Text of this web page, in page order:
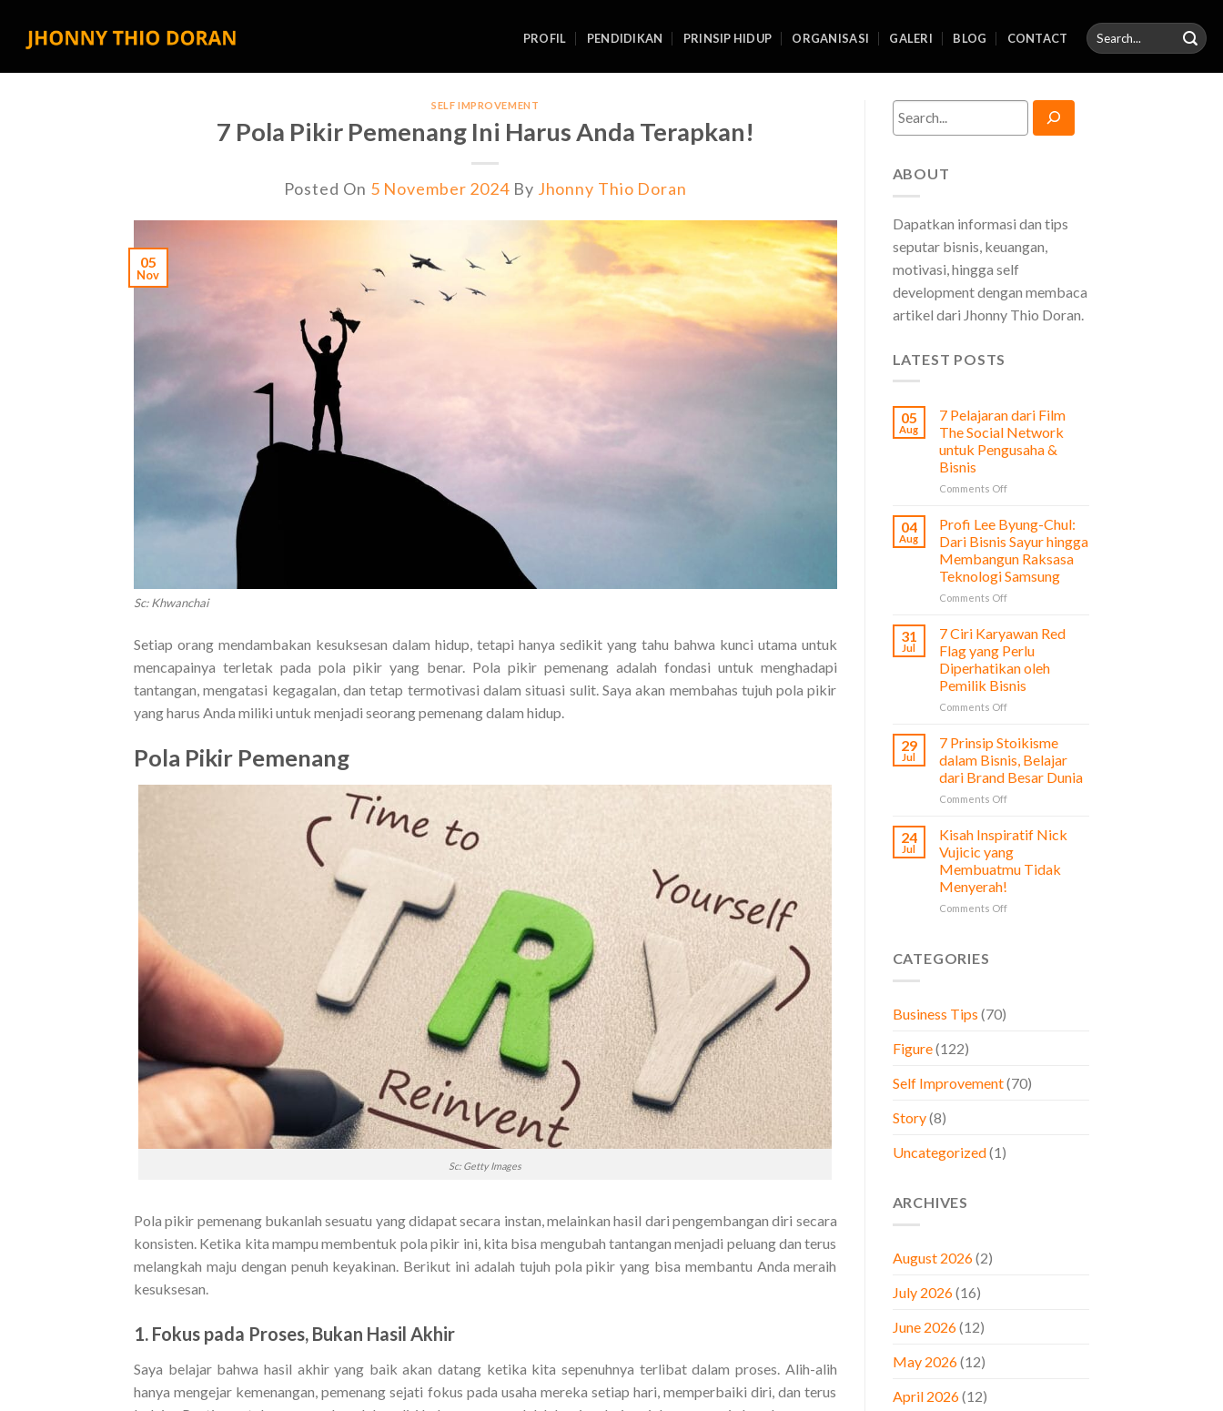
PROFIL PENDIDIKAN PRINSIP HIDUP ORGANISASI GALERI BLOG CONTACT
SELF IMPROVEMENT
7 Pola Pikir Pemenang Ini Harus Anda Terapkan!
Posted On 5 November 2024 By Jhonny Thio Doran
05
Nov
Sc: Khwanchai
Setiap orang mendambakan kesuksesan dalam hidup, tetapi hanya sedikit yang tahu bahwa kunci utama untuk
mencapainya terletak pada pola pikir yang benar. Pola pikir pemenang adalah fondasi untuk menghadapi
tantangan, mengatasi kegagalan, dan tetap termotivasi dalam situasi sulit. Saya akan membahas tujuh pola pikir
yang harus Anda miliki untuk menjadi seorang pemenang dalam hidup.
Pola Pikir Pemenang
Sc: Getty Images
Pola pikir pemenang bukanlah sesuatu yang didapat secara instan, melainkan hasil dari pengembangan diri secara
konsisten. Ketika kita mampu membentuk pola pikir ini, kita bisa mengubah tantangan menjadi peluang dan terus
melangkah maju dengan penuh keyakinan. Berikut ini adalah tujuh pola pikir yang bisa membantu Anda meraih
kesuksesan.
1. Fokus pada Proses, Bukan Hasil Akhir
Saya belajar bahwa hasil akhir yang baik akan datang ketika kita sepenuhnya terlibat dalam proses.Alih-alih
hanya mengejar kemenangan, pemenang sejati fokus pada usaha mereka setiap hari, memperbaiki diri, dan terus
Search
ABOUT
Dapatkan informasi dan tips
seputar bisnis, keuangan,
motivasi, hingga self
development dengan membaca
artikel dari Jhonny Thio Doran.
LATEST POSTS
05
Aug
7 Pelajaran dari Film
The Social Network
untuk Pengusaha &
Bisnis
Comments Offon
Pelajaran
dari
Film
The
Social
Network
Pengusaha
&
Bisnis
04
Aug
Profi Lee Byung-Chul:
Dari Bisnis Sayur hingga
Membangun Raksasa
Teknologi Samsung
Comments Offon
Chul:
Dari
Bisnis
Sayur
Membangun
Raksasa
Teknologi
Samsung
31
Jul
7 Ciri Karyawan Red
Flag yang Perlu
Diperhatikan oleh
Pemilik Bisnis
Comments Offon
Ciri
Red
Flag
yang
Diperhatikan
Pemilik
Bisnis
29
Jul
7 Prinsip Stoikisme
dalam Bisnis, Belajar
dari Brand Besar Dunia
Comments Offon
Prinsip
dalam
Bisnis,
Belajar
dari
24
Jul
Kisah Inspiratif Nick
Vujicic yang
Membuatmu Tidak
Menyerah!
Comments Offon
CATEGORIES
Business Tips (70)
Figure(122)
Self Improvement(70)
Story(8)
Uncategorized(1)
ARCHIVES
August 2026(2)
July 2026(16)
June 2026(12)
May 2026(12)
April 2026(12)